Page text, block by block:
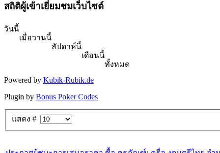
สถิติผู้เข้าเยี่ยมชมเว็บไซต์
วันนี้
เมื่อวานนี้
สัปดาห์นี้
เดือนนี้
ทั้งหมด
Powered by Kubik-Rubik.de
Plugin by Bonus Poker Codes
แสดง #